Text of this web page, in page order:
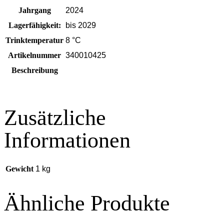
Jahrgang
2024
Lagerfähigkeit:
bis 2029
Trinktemperatur 8 °C
Artikelnummer 340010425
Beschreibung
Zusätzliche
Informationen
Gewicht 1 kg
Ähnliche Produkte